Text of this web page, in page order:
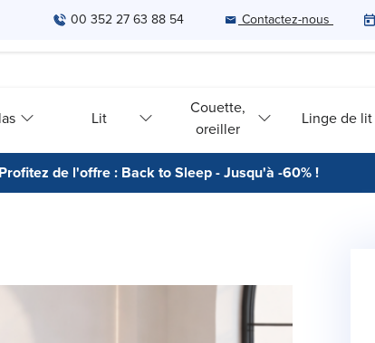
00 352 27 63 88 54 Contactez-nous
Lit
Couette,
oreiller
Linge de lit
Profitez de l'offre : Back to Sleep - Jusqu'à -60% !